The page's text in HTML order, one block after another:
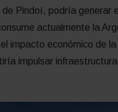
de Pindoí, podría generar
actualmente la
impacto económico de
impulsar